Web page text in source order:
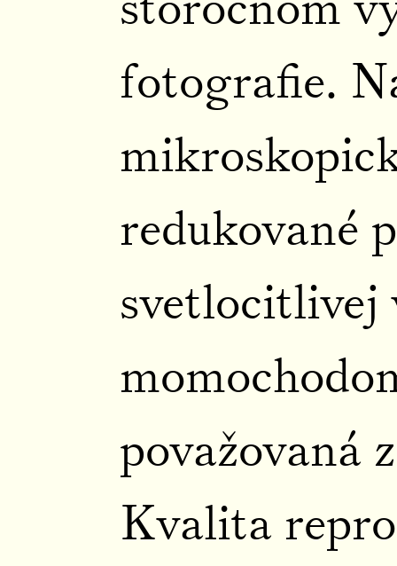
fotografie.
redukované
svetlocitlivej
považovaná
Kvalita